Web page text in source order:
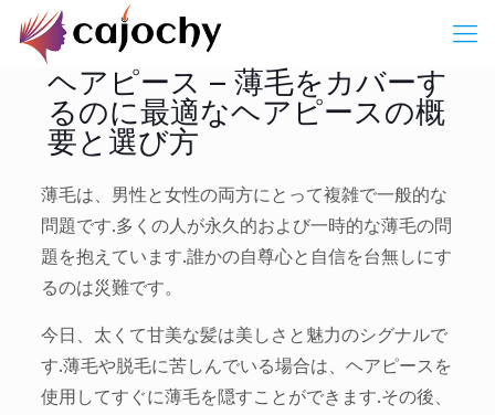
ヘアピース – 薄毛をカバーす
るのに最適なヘアピースの概
要と選び方
薄毛は、男性と女性の両方にとって複雑で一般的な
問題です.多くの人が永久的および一時的な薄毛の問
題を抱えています.誰かの自尊心と自信を台無しにす
るのは災難です。
今日、太くて甘美な髪は美しさと魅力のシグナルで
す.薄毛や脱毛に苦しんでいる場合は、ヘアピースを
使用してすぐに薄毛を隠すことができます.その後、